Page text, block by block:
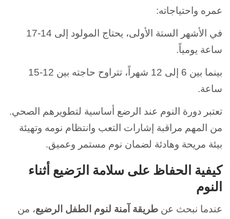
عمره واحتياجاته:
في الأشهر الستة الأولى، يحتاج المولود إلى 14-17
ساعة يومياً.
بينما بين 6 إلى 12 شهراً، تتراوح حاجته بين 12-15
ساعة.
تعتبر دورة النوم عند الرضع أساسية لتطويرهم الصحي.
من المهم مراقبة إشارات التعب وانتظام نومه وتهيئة
بيئة مريحة وهادئة لضمان نوم مستمر وعميق.
كيفية الحفاظ على سلامة الرَضيع أثناء
النوم
عندما نبحث عن طريقة آمنة لنوم الطفل الرضيع، من